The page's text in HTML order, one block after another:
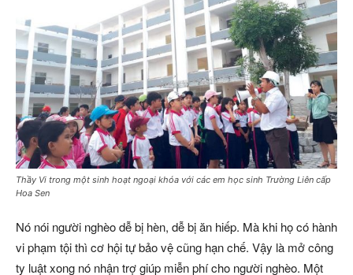
Thầy Vi trong một sinh hoạt ngoại khóa với các em học sinh Trường Liên cấp
Hoa Sen
Nó nói người nghèo dễ bị hèn, dễ bị ăn hiếp. Mà khi họ có hành
vi phạm tội thì cơ hội tự bảo vệ cũng hạn chế. Vậy là mở công
ty luật xong nó nhận trợ giúp miễn phí cho người nghèo. Một